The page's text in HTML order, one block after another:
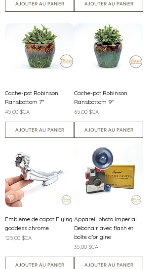
AJOUTER AU PANIER AJOUTER AU PANIER
Cache-pot Robinson
Ransbottom 7"
Prix
45,00 $CA
AJOUTER AU PANIER
Cache-pot Robinson
Ransbottom 9"
Prix
65,00 $CA
AJOUTER AU PANIER
Emblème de capot Flying
goddess chrome
Prix
125,00 $CA
AJOUTER AU PANIER
Appareil photo Imperial
Debonair avec flash et
boîte d'origine
Prix
35,00 $CA
AJOUTER AU PANIER